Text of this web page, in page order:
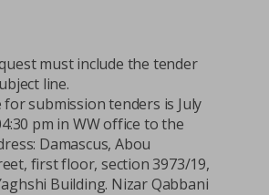
must include the tender
line.
for submission tenders is July
pm in WW office to the
Damascus, Abou
first floor, section 3973/19,
Building. Nizar Qabbani